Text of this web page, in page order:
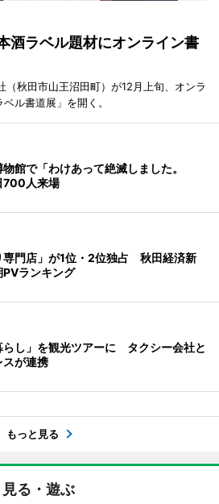
酒ラベル題材にオンライン書
（秋田市山王沼田町）が12月上旬、オンラ
ル書道展」を開く。
館で「わけあって絶滅しました。
人来場
専門店」が1位・2位独占 秋田経済新
ランキング
らし」を観光ツアーに タクシー会社と
スが連携
もっと見る
見る・遊ぶ